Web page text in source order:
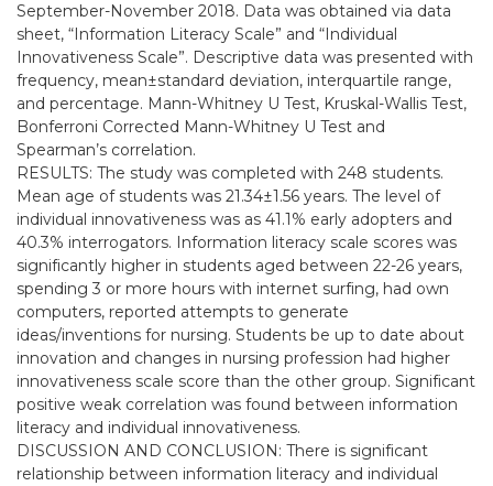
September-November 2018. Data was obtained via data
sheet, “Information Literacy Scale” and “Individual
Innovativeness Scale”. Descriptive data was presented with
frequency, mean±standard deviation, interquartile range,
and percentage. Mann-Whitney U Test, Kruskal-Wallis Test,
Bonferroni Corrected Mann-Whitney U Test and
Spearman’s correlation.
RESULTS: The study was completed with 248 students.
Mean age of students was 21.34±1.56 years. The level of
individual innovativeness was as 41.1% early adopters and
40.3% interrogators. Information literacy scale scores was
significantly higher in students aged between 22-26 years,
spending 3 or more hours with internet surfing, had own
computers, reported attempts to generate
ideas/inventions for nursing. Students be up to date about
innovation and changes in nursing profession had higher
innovativeness scale score than the other group. Significant
positive weak correlation was found between information
literacy and individual innovativeness.
DISCUSSION AND CONCLUSION: There is significant
relationship between information literacy and individual